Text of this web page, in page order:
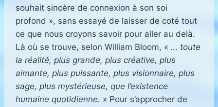
souhait sincère de connexion à son soi
profond », sans essayé de laisser de coté tout
ce que nous croyons savoir pour aller au delà.
Là où se trouve, selon William Bloom, « … toute
la réalité, plus grande, plus créative, plus
aimante, plus puissante, plus visionnaire, plus
sage, plus mystérieuse, que l’existence
humaine quotidienne. » Pour s’approcher de